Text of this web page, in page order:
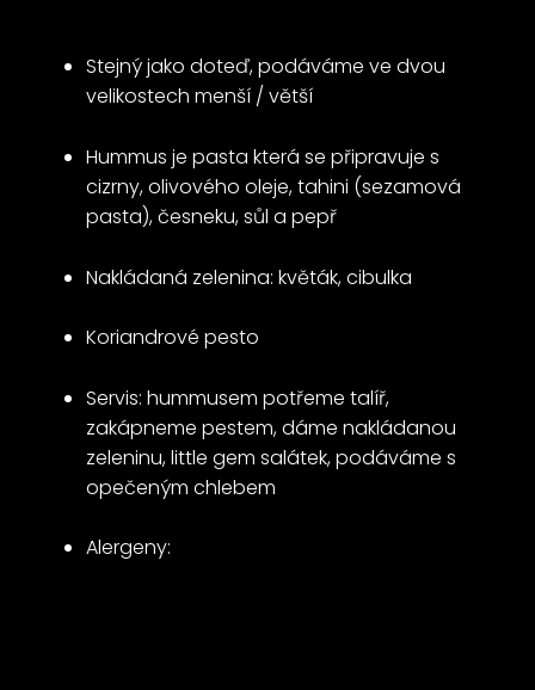
Stejný jako doteď, podáváme ve dvou
velikostech menší / větší
Hummus je pasta která se připravuje s
cizrny, olivového oleje, tahini (sezamová
pasta), česneku, sůl a pepř
Nakládaná zelenina: květák, cibulka
Koriandrové pesto
Servis: hummusem potřeme talíř,
zakápneme pestem, dáme nakládanou
zeleninu, little gem salátek, podáváme s
opečeným chlebem
Alergeny: